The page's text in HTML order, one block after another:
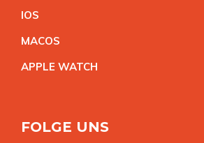
IOS
MACOS
APPLE WATCH
FOLGE UNS